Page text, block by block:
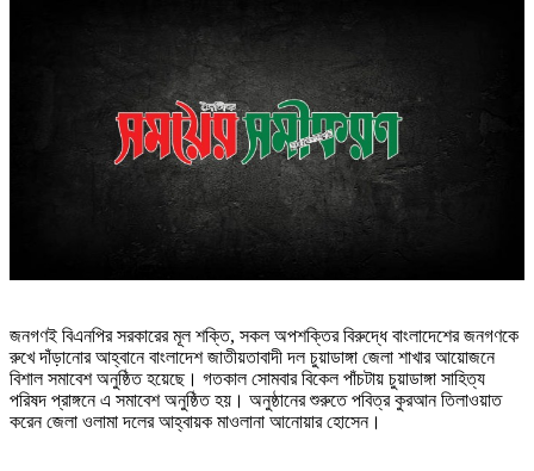
জনগণই বিএনপির সরকারের মূল শক্তি, সকল অপশক্তির বিরুদ্ধে বাংলাদেশের জনগণকে
রুখে দাঁড়ানোর আহ্বানে বাংলাদেশ জাতীয়তাবাদী দল চুয়াডাঙ্গা জেলা শাখার আয়োজনে
বিশাল সমাবেশ অনুষ্ঠিত হয়েছে। গতকাল সোমবার বিকেল পাঁচটায় চুয়াডাঙ্গা সাহিত্য
পরিষদ প্রাঙ্গনে এ সমাবেশ অনুষ্ঠিত হয়। অনুষ্ঠানের শুরুতে পবিত্র কুরআন তিলাওয়াত
করেন জেলা ওলামা দলের আহ্বায়ক মাওলানা আনোয়ার হোসেন।